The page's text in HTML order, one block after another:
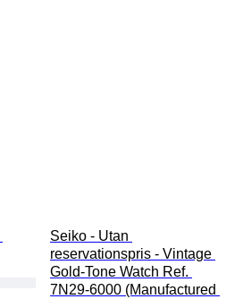
Seiko - Utan
reservationspris - Vintage
Gold-Tone Watch Ref.
7N29-6000 (Manufactured